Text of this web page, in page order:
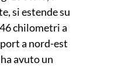
si estende su
chilometri a
a nord-est
avuto un